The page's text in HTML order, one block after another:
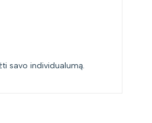
savo individualumą.